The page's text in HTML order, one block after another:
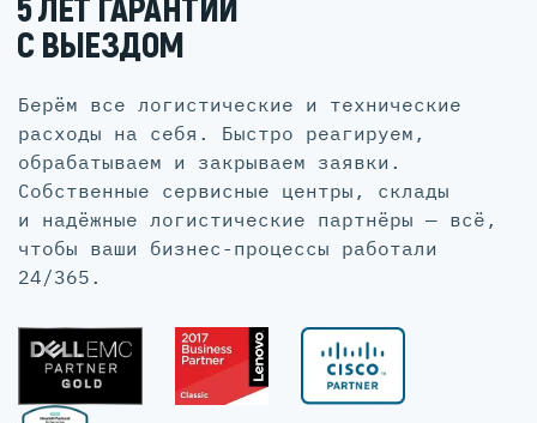
5 ЛЕТ ГАРАНТИИ
С ВЫЕЗДОМ
Берём все логистические и технические
расходы на себя. Быстро реагируем,
обрабатываем и закрываем заявки.
Собственные сервисные центры, склады
и надёжные логистические партнёры — всё,
чтобы ваши бизнес-процессы работали
24/365.